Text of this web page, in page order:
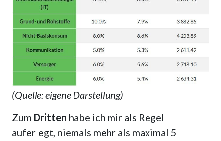
(Quelle: eigene Darstellung)
Zum Dritten habe ich mir als Regel
auferlegt, niemals mehr als maximal 5